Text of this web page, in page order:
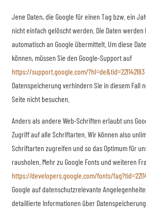
Jene Daten, die Google für einen Tag bzw. ein
nicht einfach gelöscht werden. Die Daten
automatisch an Google übermittelt. Um diese
können, müssen Sie den Google-Support auf
https://support.google.com/?hl=de&tid=221142183
Datenspeicherung verhindern Sie in diesem Fall
Seite nicht besuchen.
Anders als andere Web-Schriften erlaubt uns
Zugriff auf alle Schriftarten. Wir können also
Schriftarten zugreifen und so das Optimum für
rausholen. Mehr zu Google Fonts und weiteren
https://developers.google.com/fonts/
Google auf datenschutzrelevante
detaillierte Informationen über